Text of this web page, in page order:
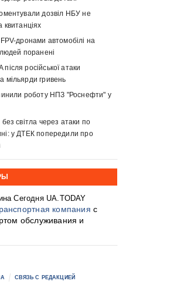
дозвіл НБУ не
квитанціях
дронами автомобілі на
поранені
російської атаки
мільярди гривень
роботу НПЗ "Роснефти" у
світла через атаки по
у ДТЕК попередили про
Сегодня UA.TODAY
компания с
обслуживания и
СВЯЗЬ С РЕДАКЦИЕЙ